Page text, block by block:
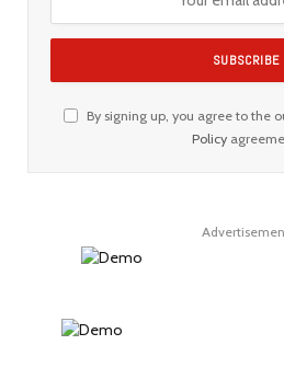
By signing up, you agree to the
Policy